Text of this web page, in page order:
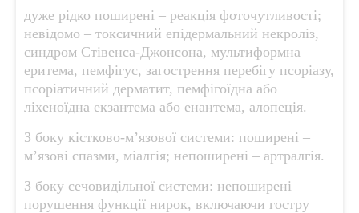
дуже рідко поширені – реакція фоточутливості;
невідомо – токсичний епідермальний некроліз,
синдром Стівенса-Джонсона, мультиформна
еритема, пемфігус, загострення перебігу псоріазу,
псоріатичний дерматит, пемфігоїдна або
ліхеноїдна екзантема або енантема, алопеція.
З боку кістково-м’язової системи: поширені –
м’язові спазми, міалгія; непоширені – артралгія.
З боку сечовидільної системи: непоширені –
порушення функції нирок, включаючи гостру